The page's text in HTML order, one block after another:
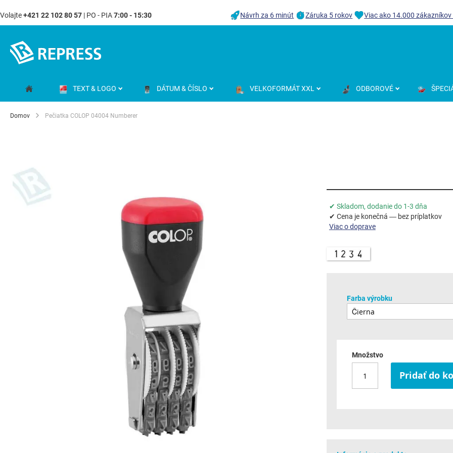
Volajte+421 22 102 80 57 | PO - PIA7:00 - 15:30 Návrh za 6 minút Záruka 5 rokov Viac ako 14.000
Content
TEXT & LOGO DÁTUM & ČÍSLO VELKOFORMÁT XXL ODBOROVÉ
Domov Pečiatka COLOP 04004 Numberer
Preskočiť
na
koniec
galérie
✔ Skladom, dodanie do 1-3 dňa
✔ Cena je konečná — bez príplatkov
Viac o doprave
Farba výrobku
Množstvo
Pridať do